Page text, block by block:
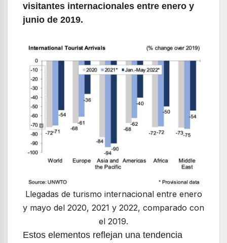
visitantes internacionales entre enero y
junio de 2019.
Llegadas de turismo internacional entre enero
y mayo del 2020, 2021 y 2022, comparado con
el 2019.
Estos elementos reflejan una tendencia